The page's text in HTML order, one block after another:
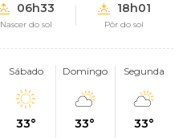
06h33
Nascer do sol
18h01
Pôr do sol
Sábado
33°
Domingo
33°
Segunda
33°